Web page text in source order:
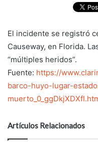
El incidente se registró
Causeway, en Florida.
“múltiples heridos”.
Fuente: https://
barco-huyo-lugar-
Artículos Relacionados